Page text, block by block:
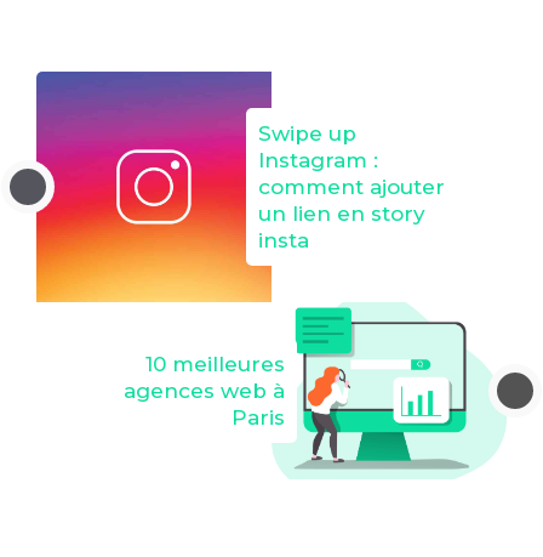
Swipe up
Instagram :
comment ajouter
un lien en story
insta
10 meilleures
agences web à
Paris